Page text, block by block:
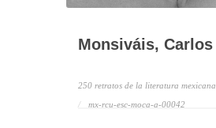
Monsiváis, Carlos
250 retratos de la literatura mexicana
mx-rcu-esc-moca-a-00042